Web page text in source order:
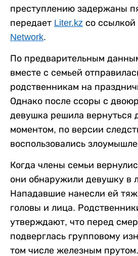
преступлению задержаны
передает Liter.kz со ссылкой
Network.
По предварительным
вместе с семьей
родственникам на
Однако после ссоры с
девушка решила вернуться
моментом, по версии
воспользовались
Когда члены семьи
они обнаружили девушку в
Нападавшие нанесли ей
головы и лица.
утверждают, что перед
подверглась групповому
том числе железным прутом.